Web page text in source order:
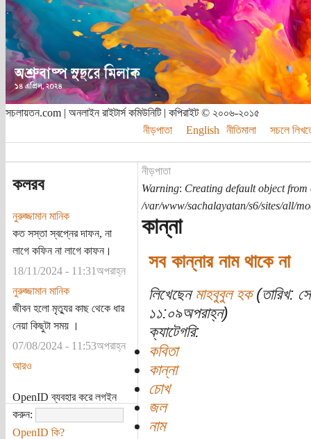
সচলায়তন.com | অনলাইন রাইটার্স কমিউনিটি | কপিরাইট © ২০০৬-২০১৫
নীড়পাতা
English নীতিমালা সচলে
কলরব
নুরুজ্জামান মানিক
কত সস্তা স্বপ্নের দাফন, না
লাগে কফিন না লাগে কাফন।
18/11/2024 - 11:31অপরাহ্ন
নুরুজ্জামান মানিক
জীবন হলো মৃত্যুর কাছ থেকে ধার
নেয়া কিছুটা সময় ।
07/08/2024 - 11:53অপরাহ্ন
আরও
OpenID ব্যবহার করে লগইন
করুন:
OpenID কি?
নীড়পাতা
Warning: Creating default object from
/var/www/sachalayatan/s6/sites/all/
কান্না
সব কান্নার নাম থাকে না
লিখেছেন মাহবুবুল হক(তারিখ:
১১:০৯অপরাহ্ন)
ক্যাটেগরি:
কবিতা
কান্না
চোখ
জল
নাম